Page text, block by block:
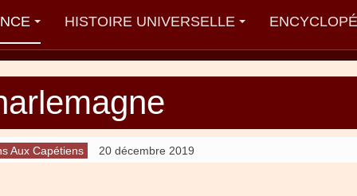
HISTOIRE UNIVERSELLE
Aux Capétiens 20 décembre 2019